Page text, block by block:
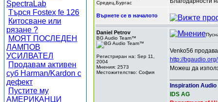
SpectraLab
Търся Fostex fe 126
Китосване или
рязане ?
МОЯТ ПОСЛЕДЕН
ЛАМПОВ
УСИЛВАТЕЛ
Продавам активен
суб Harman/Kardon с
дефект
Пустите му
АМЕРИКАНЦИ
Средец,Бургас
Върнете се в началото
Daniel Petrov
BG Audio Team™
Регистриран на: Sep 11,
2004
Мнения: 2573
Местожителство: София
Venko56
http://
Можеш да
Inspiration Audio
IDS AG